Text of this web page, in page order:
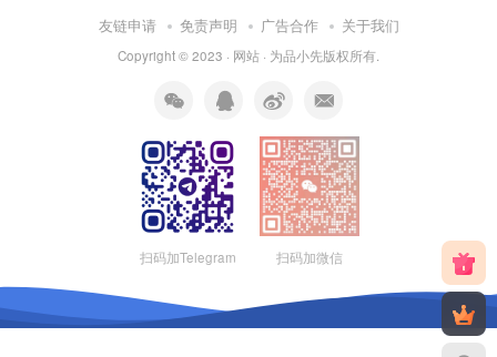
友链申请 免责声明 广告合作 关于我们
Copyright © 2023 · 网站 · 为品小先版权所有.
扫码加Telegram 扫码加微信